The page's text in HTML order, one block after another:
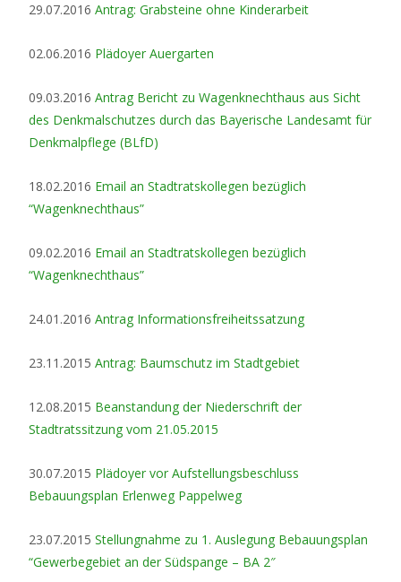
29.07.2016 Antrag: Grabsteine ohne Kinderarbeit
02.06.2016 Plädoyer Auergarten
09.03.2016 Antrag Bericht zu Wagenknechthaus aus Sicht
des Denkmalschutzes durch das Bayerische Landesamt für
Denkmalpflege (BLfD)
18.02.2016 Email an Stadtratskollegen bezüglich
“Wagenknechthaus”
09.02.2016 Email an Stadtratskollegen bezüglich
“Wagenknechthaus”
24.01.2016 Antrag Informationsfreiheitssatzung
23.11.2015 Antrag: Baumschutz im Stadtgebiet
12.08.2015 Beanstandung der Niederschrift der
Stadtratssitzung vom 21.05.2015
30.07.2015 Plädoyer vor Aufstellungsbeschluss
Bebauungsplan Erlenweg Pappelweg
23.07.2015 Stellungnahme zu 1. Auslegung Bebauungsplan
“Gewerbegebiet an der Südspange – BA 2″